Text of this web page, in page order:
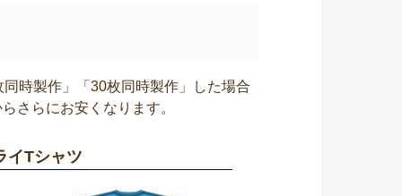
時製作」「30枚同時製作」した場合
さらにお安くなります。
イTシャツ